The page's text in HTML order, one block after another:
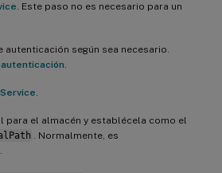
. Este paso no es necesario para un
autenticación según sea necesario.
.
.
para el almacén y establécela como el
. Normalmente, es